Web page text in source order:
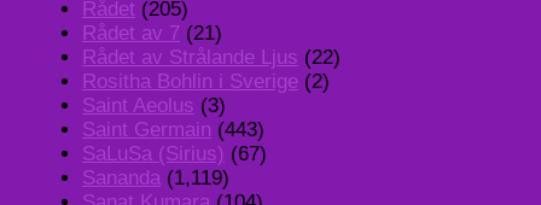
Rådet (205)
Rådet av 7 (21)
Rådet av Strålande Ljus (22)
Rositha Bohlin i Sverige (2)
Saint Aeolus (3)
Saint Germain (443)
SaLuSa (Sirius) (67)
Sananda (1,119)